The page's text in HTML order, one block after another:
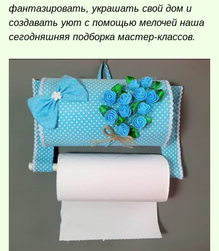
фантазировать, украшать свой дом и
создавать уют с помощью мелочей наша
сегодняшняя подборка мастер-классов.